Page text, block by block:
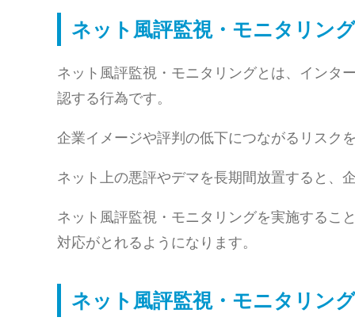
ネット風評監視・モニタリン
ネット風評監視・モニタリングとは、インタ
認する行為です。
企業イメージや評判の低下につながるリスク
ネット上の悪評やデマを長期間放置すると、
ネット風評監視・モニタリングを実施するこ
対応がとれるようになります。
ネット風評監視・モニタリン